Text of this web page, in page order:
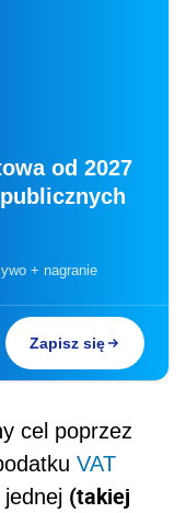
od 2027
+ nagranie
Zapisz się
cel poprzez
VAT
jednej (takiej